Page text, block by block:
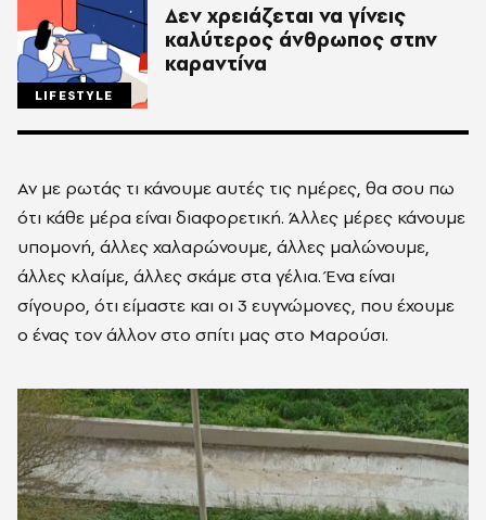
LIFESTYLE
Δεν χρειάζεται να γίνεις
καλύτερος άνθρωπος στην
καραντίνα
Αν με ρωτάς τι κάνουμε αυτές τις ημέρες, θα σου πω
ότι κάθε μέρα είναι διαφορετική. Άλλες μέρες κάνουμε
υπομονή, άλλες χαλαρώνουμε, άλλες μαλώνουμε,
άλλες κλαίμε, άλλες σκάμε στα γέλια. Ένα είναι
σίγουρο, ότι είμαστε και οι 3 ευγνώμονες, που έχουμε
ο ένας τον άλλον στο σπίτι μας στο Μαρούσι.